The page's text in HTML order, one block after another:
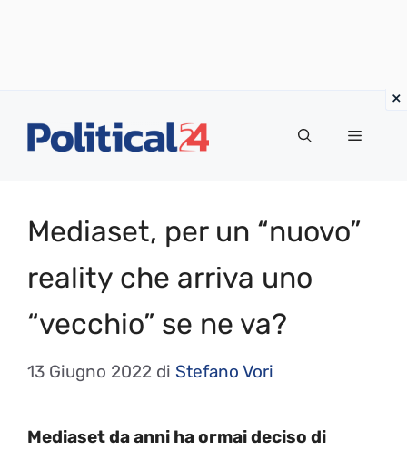
Menu
Mediaset, per un “nuovo”
reality che arriva uno
“vecchio” se ne va?
13 Giugno 2022 di Stefano Vori
Mediaset da anni ha ormai deciso di